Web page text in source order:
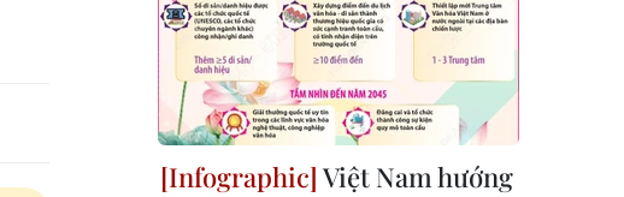
Việt Nam hướng